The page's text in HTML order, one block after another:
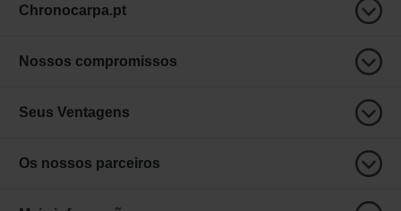
Chronocarpa.pt
Nossos compromissos
Seus Ventagens
Os nossos parceiros